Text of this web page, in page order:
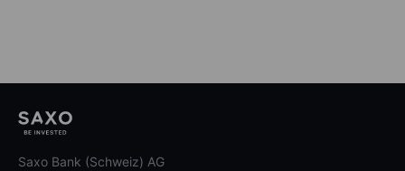
Saxo Bank (Schweiz) AG